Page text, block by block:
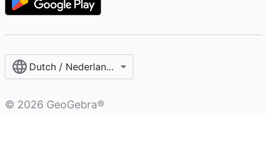
Dutch / Nederlands‎ (België)‎
© 2026 GeoGebra®